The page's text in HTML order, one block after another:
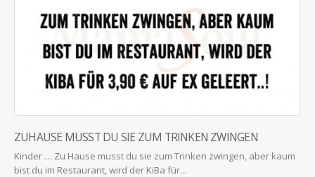
ZUHAUSE MUSST DU SIE ZUM TRINKEN ZWINGEN
Kinder … Zu Hause musst du sie zum Trinken zwingen, aber kaum
bist du im Restaurant, wird der KiBa für...